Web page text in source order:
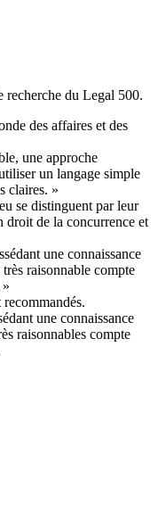
recherche du Legal 500.
des affaires et des
une approche
un langage simple
claires. »
se distinguent par leur
droit de la concurrence et
une connaissance
raisonnable compte
une connaissance
raisonnables compte